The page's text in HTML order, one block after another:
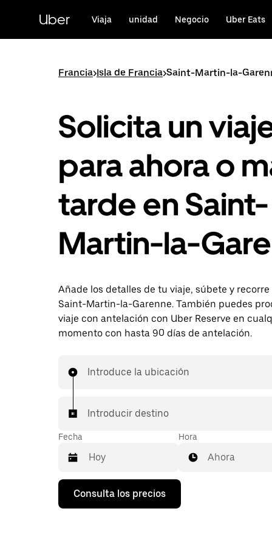
contenido
principal
Uber Viaja unidad Negocio Uber Eats
Francia>Isla de Francia>Saint-Martin-la-
Solicita un
para ahora o
tarde en Saint-
Martin-la-
Añade los detalles de tu viaje, súbete y recorre
Saint-Martin-la-Garenne. También puedes
viaje con antelación con Uber Reserve en
momento con hasta 90 días de antelación.
Introduce la ubicación
Introducir destino
Fecha
Pulsa
flecha
Hora
Ahora
Consulta los precios